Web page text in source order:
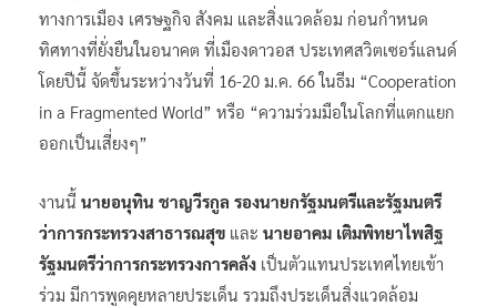
ทางการเมือง เศรษฐกิจ สังคม และสิ่งแวดล้อม ก่อนกำหนด
ทิศทางที่ยั่งยืนในอนาคต ที่เมืองดาวอส ประเทศสวิตเซอร์แลนด์
โดยปีนี้ จัดขึ้นระหว่างวันที่ 16-20 ม.ค. 66 ในธีม “Cooperation
in a Fragmented World” หรือ “ความร่วมมือในโลกที่แตกแยก
ออกเป็นเสี่ยงๆ”
งานนี้ นายอนุทิน ชาญวีรกูล รองนายกรัฐมนตรีและรัฐมนตรี
ว่าการกระทรวงสาธารณสุข และ นายอาคม เติมพิทยาไพสิฐ
รัฐมนตรีว่าการกระทรวงการคลัง เป็นตัวแทนประเทศไทยเข้า
ร่วม มีการพูดคุยหลายประเด็น รวมถึงประเด็นสิ่งแวดล้อม